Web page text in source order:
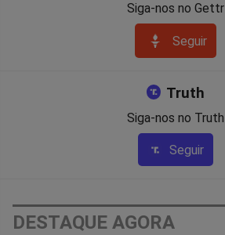
Siga-nos no Gettr
Seguir
Truth
Siga-nos no Truth
Seguir
DESTAQUE AGORA